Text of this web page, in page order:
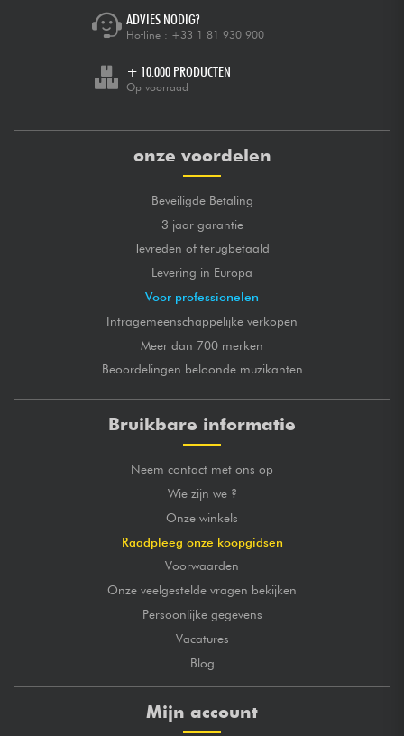
ADVIES NODIG?
Hotline : +33 1 81 930 900
+ 10.000 PRODUCTEN
Op voorraad
onze voordelen
Beveiligde Betaling
3 jaar garantie
Tevreden of terugbetaald
Levering in Europa
Voor professionelen
Intragemeenschappelijke verkopen
Meer dan 700 merken
Beoordelingen beloonde muzikanten
Bruikbare informatie
Neem contact met ons op
Wie zijn we ?
Onze winkels
Raadpleeg onze koopgidsen
Voorwaarden
Onze veelgestelde vragen bekijken
Persoonlijke gegevens
Vacatures
Blog
Mijn account